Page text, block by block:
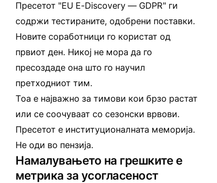
Пресетот "EU E-Discovery — GDPR" ги
содржи тестираните, одобрени поставки.
Новите соработници го користат од
првиот ден. Никој не мора да го
пресоздаде она што го научил
претходниот тим.
Тоа е најважно за тимови кои брзо растат
или се соочуваат со сезонски врвови.
Пресетот е институционалната меморија.
Не оди во пензија.
Намалувањето на грешките е
метрика за усогласеност